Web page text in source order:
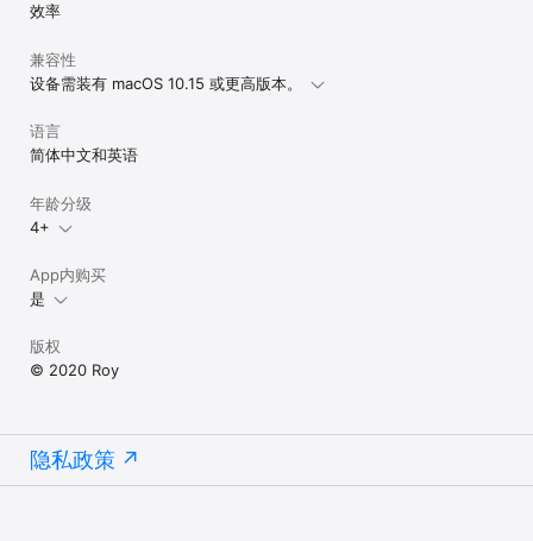
效率
兼容性
设备需装有 macOS 10.15 或更高版本。
语言
简体中文和英语
年龄分级
4+
App内购买
是
版权
© 2020 Roy
隐私政策